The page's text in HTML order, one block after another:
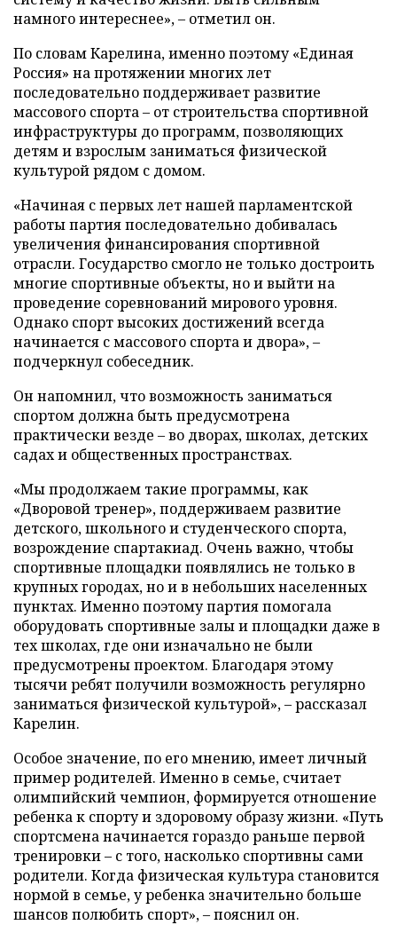
намного интереснее», – отметил он.
По словам Карелина, именно поэтому «Единая
Россия» на протяжении многих лет
последовательно поддерживает развитие
массового спорта – от строительства спортивной
инфраструктуры до программ, позволяющих
детям и взрослым заниматься физической
культурой рядом с домом.
«Начиная с первых лет нашей парламентской
работы партия последовательно добивалась
увеличения финансирования спортивной
отрасли. Государство смогло не только достроить
многие спортивные объекты, но и выйти на
проведение соревнований мирового уровня.
Однако спорт высоких достижений всегда
начинается с массового спорта и двора», –
подчеркнул собеседник.
Он напомнил, что возможность заниматься
спортом должна быть предусмотрена
практически везде – во дворах, школах, детских
садах и общественных пространствах.
«Мы продолжаем такие программы, как
«Дворовой тренер», поддерживаем развитие
детского, школьного и студенческого спорта,
возрождение спартакиад. Очень важно, чтобы
спортивные площадки появлялись не только в
крупных городах, но и в небольших населенных
пунктах. Именно поэтому партия помогала
оборудовать спортивные залы и площадки даже в
тех школах, где они изначально не были
предусмотрены проектом. Благодаря этому
тысячи ребят получили возможность регулярно
заниматься физической культурой», – рассказал
Карелин.
Особое значение, по его мнению, имеет личный
пример родителей. Именно в семье, считает
олимпийский чемпион, формируется отношение
ребенка к спорту и здоровому образу жизни. «Путь
спортсмена начинается гораздо раньше первой
тренировки – с того, насколько спортивны сами
родители. Когда физическая культура становится
нормой в семье, у ребенка значительно больше
шансов полюбить спорт», – пояснил он.